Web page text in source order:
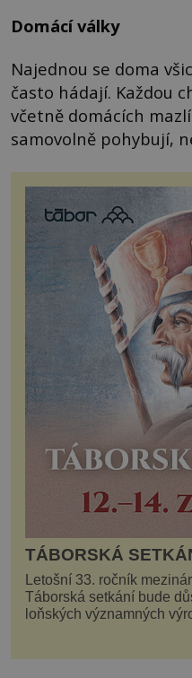
Domácí války
Najednou se doma
často hádají. Každou
včetně domácích
samovolně pohybují,
TÁBORSKÁ
Letošní 33. ročník
Táborská setkání bude
loňských významných
poli neporaženého